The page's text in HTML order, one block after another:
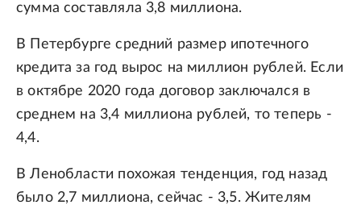
сумма составляла 3,8 миллиона.
В Петербурге средний размер ипотечного
кредита за год вырос на миллион рублей. Если
в октябре 2020 года договор заключался в
среднем на 3,4 миллиона рублей, то теперь -
4,4.
В Ленобласти похожая тенденция, год назад
было 2,7 миллиона, сейчас - 3,5. Жителям